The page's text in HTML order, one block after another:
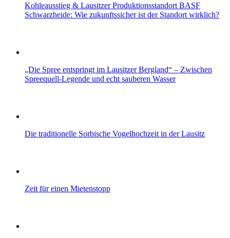
Kohleausstieg & Lausitzer Produktionsstandort BASF
Schwarzheide: Wie zukunftssicher ist der Standort wirklich?
„Die Spree entspringt im Lausitzer Bergland“ – Zwischen
Spreequell-Legende und echt sauberen Wasser
Die traditionelle Sorbische Vogelhochzeit in der Lausitz
Zeit für einen Mietenstopp